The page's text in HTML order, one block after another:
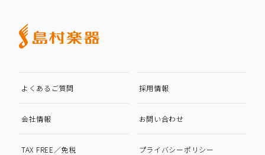
よくあるご質問 採用情報
会社情報 お問い合わせ
TAX FREE／免税 プライバシーポリシー